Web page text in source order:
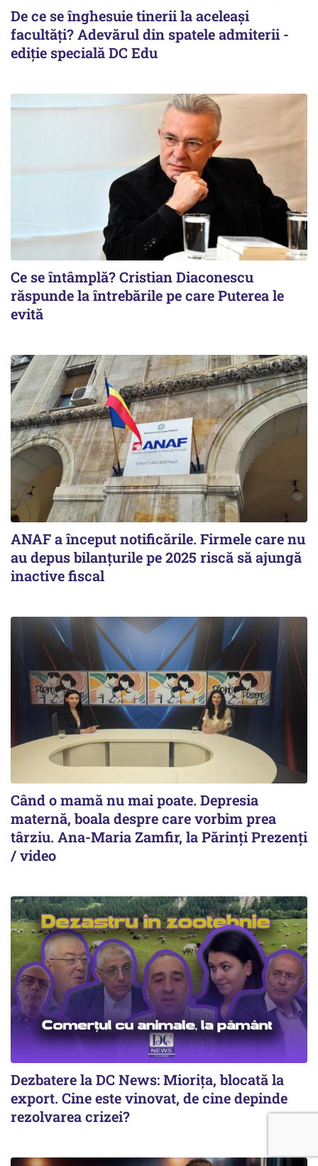
De ce se înghesuie tinerii la aceleași
facultăți? Adevărul din spatele admiterii -
ediție specială DC Edu
Ce se întâmplă? Cristian Diaconescu
răspunde la întrebările pe care Puterea le
evită
ANAF a început notificările. Firmele care nu
au depus bilanțurile pe 2025 riscă să ajungă
inactive fiscal
Când o mamă nu mai poate. Depresia
maternă, boala despre care vorbim prea
târziu. Ana-Maria Zamfir, la Părinți Prezenți
/ video
Dezbatere la DC News: Miorița, blocată la
export. Cine este vinovat, de cine depinde
rezolvarea crizei?